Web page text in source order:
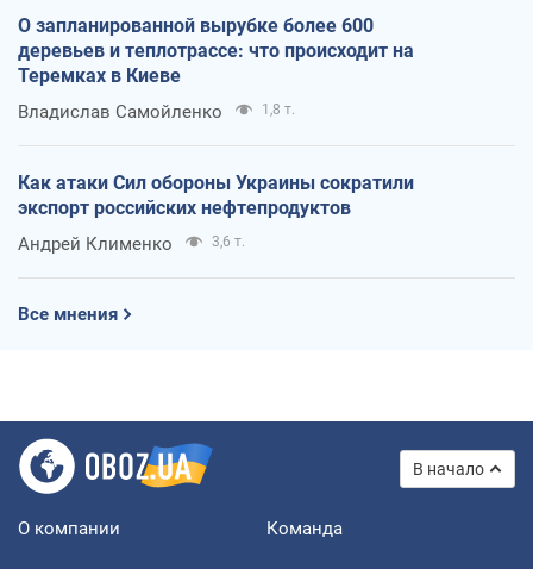
О запланированной вырубке более 600
деревьев и теплотрассе: что происходит на
Теремках в Киеве
Владислав Самойленко 1,8 т.
Как атаки Сил обороны Украины сократили
экспорт российских нефтепродуктов
Андрей Клименко 3,6 т.
Все мнения
В начало
О компании Команда